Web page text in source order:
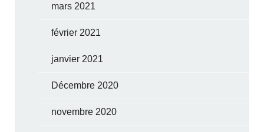
mars 2021
février 2021
janvier 2021
Décembre 2020
novembre 2020